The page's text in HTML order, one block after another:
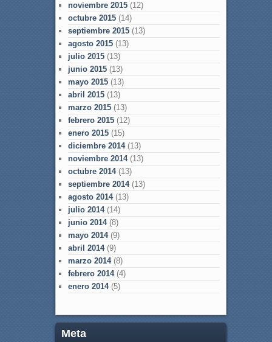
noviembre 2015(12)
octubre 2015(14)
septiembre 2015(13)
agosto 2015(13)
julio 2015(13)
junio 2015(13)
mayo 2015(13)
abril 2015(13)
marzo 2015(13)
febrero 2015(12)
enero 2015(15)
diciembre 2014(13)
noviembre 2014(13)
octubre 2014(13)
septiembre 2014(13)
agosto 2014(13)
julio 2014(14)
junio 2014(8)
mayo 2014(9)
abril 2014(9)
marzo 2014(8)
febrero 2014(4)
enero 2014(5)
Meta